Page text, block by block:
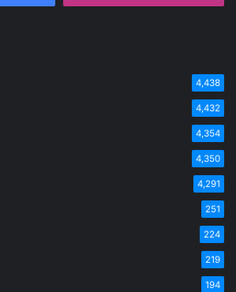
4,438
4,432
4,354
4,350
4,291
251
224
219
194